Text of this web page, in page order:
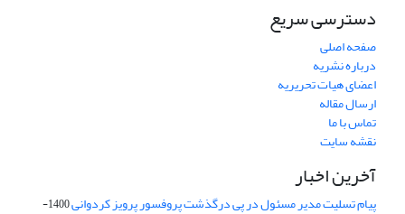
دسترسی سریع
صفحه اصلی
درباره نشریه
اعضای هیات تحریریه
ارسال مقاله
تماس با ما
نقشه سایت
آخرین اخبار
پیام تسلیت مدیر مسئول در پی درگذشت پروفسور پرویز کردوانی
1400-